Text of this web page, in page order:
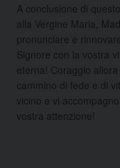
A conclusione di
alla Vergine Maria,
pronunciare e
Signore con la vostra
eterna! Coraggio
cammino di fede e di
vicino e vi
vostra attenzione!